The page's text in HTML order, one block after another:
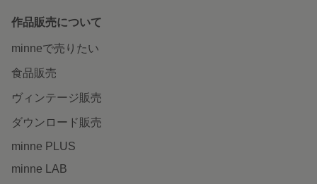
作品販売について
minneで売りたい
食品販売
ヴィンテージ販売
ダウンロード販売
minne PLUS
minne LAB